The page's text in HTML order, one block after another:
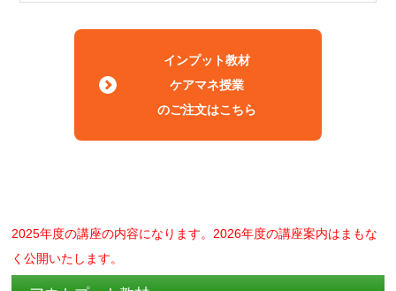
インプット教材
ケアマネ授業
のご注文はこちら
2025年度の講座の内容になります。2026年度の講座案内はまもな
く公開いたします。